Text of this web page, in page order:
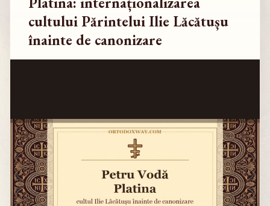
cultului Părintelui Ilie Lăcătușu
înainte de canonizare